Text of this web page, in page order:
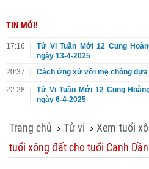
TIN MỚI!
17:16
Tử Vi Tuần Mới 12 Cung
ngày 13-4-2025
20:37
Cách ứng xử với mẹ chồng dựa
22:28
Tử Vi Tuần Mới 12 Cung
ngày 6-4-2025
Trang chủ ›Tử vi ›Xem tuổi
tuổi xông đất cho tuổi Canh